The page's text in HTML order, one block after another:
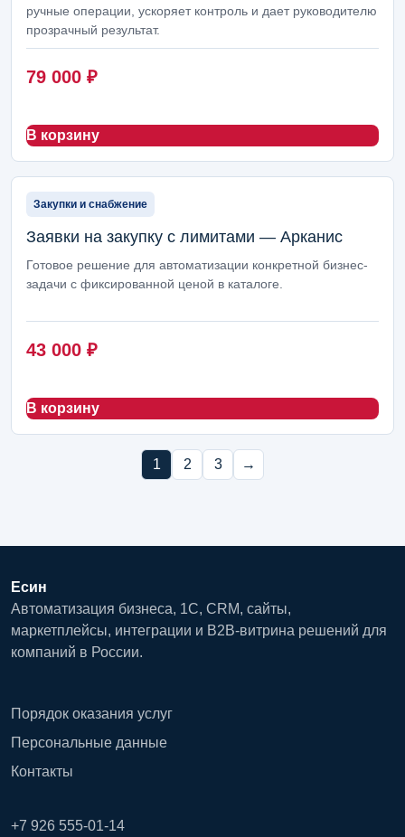
ручные операции, ускоряет контроль и дает руководителю
прозрачный результат.
79 000 ₽
В корзину
Закупки и снабжение
Заявки на закупку с лимитами — Арканис
Готовое решение для автоматизации конкретной бизнес-
задачи с фиксированной ценой в каталоге.
43 000 ₽
В корзину
1 2 3 →
Есин
Автоматизация бизнеса, 1С, CRM, сайты,
маркетплейсы, интеграции и B2B-витрина решений для
компаний в России.
Порядок оказания услуг
Персональные данные
Контакты
+7 926 555-01-14